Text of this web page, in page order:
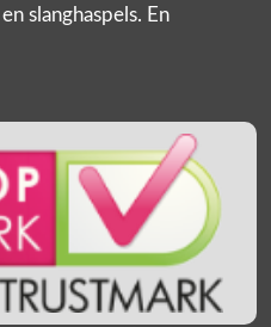
slanghaspels. En